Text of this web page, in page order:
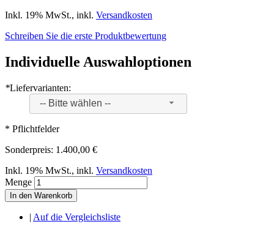
Inkl. 19% MwSt., inkl. Versandkosten
Schreiben Sie die erste Produktbewertung
Individuelle Auswahloptionen
*Liefervarianten:
-- Bitte wählen --
* Pflichtfelder
Sonderpreis: 1.400,00 €
Inkl. 19% MwSt., inkl. Versandkosten
Menge
In den Warenkorb
| Auf die Vergleichsliste